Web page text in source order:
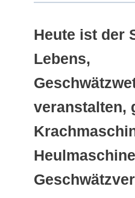
Heute ist der
Lebens,
veranstalten,